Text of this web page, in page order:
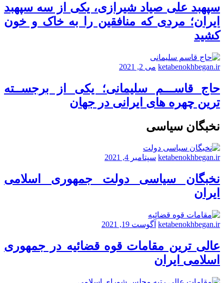
سپهبد علی صیاد شیرازی، یکی از سه سپهبد
ایران؛ مردی که منافقین را به خاک و خون
کشید
ketabenokhbegan.ir می 2, 2021
حاج قاســـم سلیمانی؛ یکی از برجســته
ترین چهره های ایرانی در جهان
نخبگان سیاسی
ketabenokhbegan.ir سپتامبر 4, 2021
نخبگان سیاسی دولت جمهوری اسلامی
ایران
ketabenokhbegan.ir آگوست 19, 2021
عالی ترین مقامات قوه قضائیه در جمهوری
اسلامی ایران